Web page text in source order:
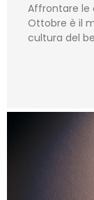
Affrontare le
Ottobre è il
cultura del